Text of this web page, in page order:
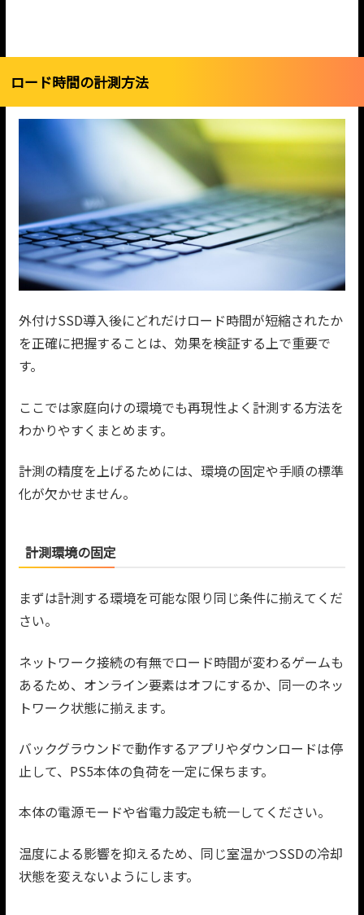
ロード時間の計測方法
外付けSSD導入後にどれだけロード時間が短縮されたか
を正確に把握することは、効果を検証する上で重要で
す。
ここでは家庭向けの環境でも再現性よく計測する方法を
わかりやすくまとめます。
計測の精度を上げるためには、環境の固定や手順の標準
化が欠かせません。
計測環境の固定
まずは計測する環境を可能な限り同じ条件に揃えてくだ
さい。
ネットワーク接続の有無でロード時間が変わるゲームも
あるため、オンライン要素はオフにするか、同一のネッ
トワーク状態に揃えます。
バックグラウンドで動作するアプリやダウンロードは停
止して、PS5本体の負荷を一定に保ちます。
本体の電源モードや省電力設定も統一してください。
温度による影響を抑えるため、同じ室温かつSSDの冷却
状態を変えないようにします。